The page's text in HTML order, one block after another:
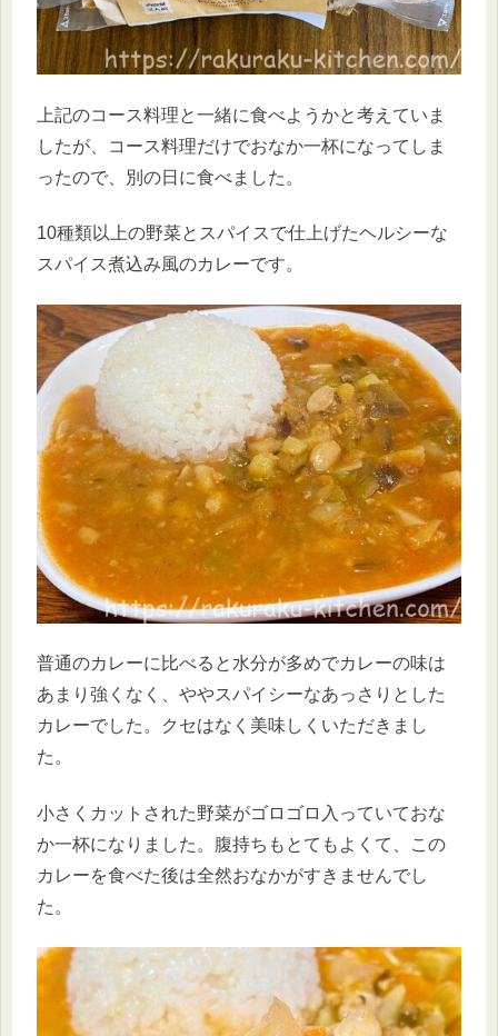
上記のコース料理と一緒に食べようかと考えていま
したが、コース料理だけでおなか一杯になってしま
ったので、別の日に食べました。
10種類以上の野菜とスパイスで仕上げたヘルシーな
スパイス煮込み風のカレーです。
普通のカレーに比べると水分が多めでカレーの味は
あまり強くなく、ややスパイシーなあっさりとした
カレーでした。クセはなく美味しくいただきまし
た。
小さくカットされた野菜がゴロゴロ入っていておな
か一杯になりました。腹持ちもとてもよくて、この
カレーを食べた後は全然おなかがすきませんでし
た。